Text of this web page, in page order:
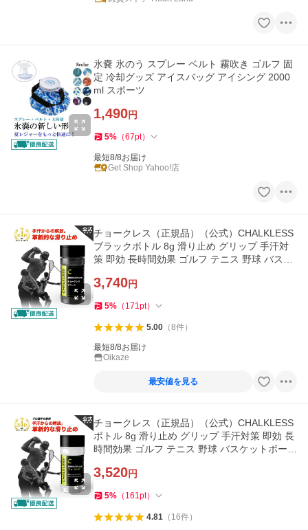
氷嚢 氷のう スプレー ベルト 霧吹き ゴルフ 固
定 冷却グッズ アイスバッグ アイシング 2000
ml スポーツ
1,490円
5% （67pt）
最短8/8お届け
Get Shop Yahoo!店
チョークレス（正規品）（公式）CHALKLESS
ブラックボトル 8g 滑り止め グリップ 手汗対
策 即効 長時間効果 ゴルフ テニス 野球 バスケ
3,740円
5% （ 171pt）
5.00（8件）
最短8/8お届け
Oikaze
最安値を見る
チョークレス（正規品）（公式）CHALKLESS
ボトル 8g 滑り止め グリップ 手汗対策 即効 長
時間効果 ゴルフ テニス 野球 バスケットボール
3,520円
5% （ 161pt）
4.81（ 16件）